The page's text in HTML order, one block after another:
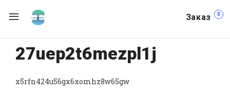
Заказ 0
27uep2t6mezpl1j
x5rfn424u56gx6xomhz8w65gw